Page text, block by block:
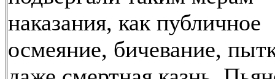
наказания, как публичное
осмеяние, бичевание,